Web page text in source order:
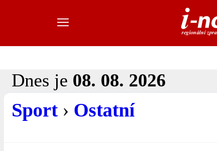
Dnes je 08. 08. 2026
Sport› Ostatní